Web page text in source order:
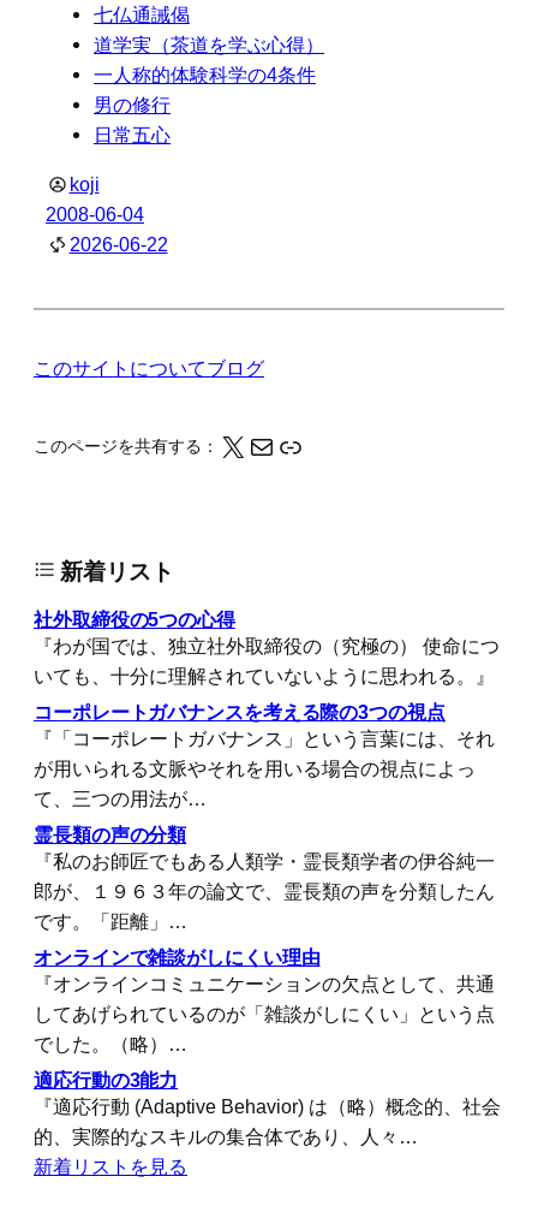
七仏通誡偈
道学実（茶道を学ぶ心得）
一人称的体験科学の4条件
男の修行
日常五心
koji
2008-06-04
2026-06-22
このサイトについてブログ
このページを共有する： X メール このページの情報をクリップボードにコピーする
新着リスト
社外取締役の5つの心得
『わが国では、独立社外取締役の（究極の） 使命につ
いても、十分に理解されていないように思われる。』
コーポレートガバナンスを考える際の3つの視点
『「コーポレートガバナンス」という言葉には、それ
が用いられる文脈やそれを用いる場合の視点によっ
て、三つの用法が…
霊長類の声の分類
『私のお師匠でもある人類学・霊長類学者の伊谷純一
郎が、１９６３年の論文で、霊長類の声を分類したん
です。「距離」…
オンラインで雑談がしにくい理由
『オンラインコミュニケーションの欠点として、共通
してあげられているのが「雑談がしにくい」という点
でした。（略）…
適応行動の3能力
『適応行動 (Adaptive Behavior) は（略）概念的、社会
的、実際的なスキルの集合体であり、人々…
新着リストを見る